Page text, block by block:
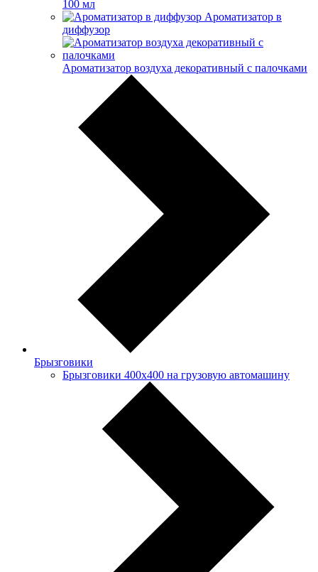
100 мл
Ароматизатор в
диффузор
Ароматизатор воздуха декоративный с палочками
Брызговики
Брызговики 400х400 на грузовую автомашину